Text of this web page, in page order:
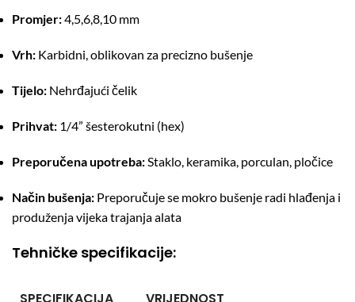
Promjer:4,5,6,8,10 mm
Vrh: Karbidni, oblikovan za precizno bušenje
Tijelo: Nehrđajući čelik
Prihvat: 1/4” šesterokutni (hex)
Preporučena upotreba: Staklo, keramika, porculan, pločice
Način bušenja: Preporučuje se mokro bušenje radi hlađenja i
produženja vijeka trajanja alata
Tehničke specifikacije:
SPECIFIKACIJA VRIJEDNOST